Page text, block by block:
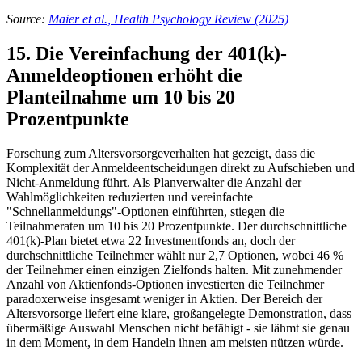
Source: Maier et al., Health Psychology Review (2025)
15. Die Vereinfachung der 401(k)-
Anmeldeoptionen erhöht die
Planteilnahme um 10 bis 20
Prozentpunkte
Forschung zum Altersvorsorgeverhalten hat gezeigt, dass die
Komplexität der Anmeldeentscheidungen direkt zu Aufschieben und
Nicht-Anmeldung führt. Als Planverwalter die Anzahl der
Wahlmöglichkeiten reduzierten und vereinfachte
"Schnellanmeldungs"-Optionen einführten, stiegen die
Teilnahmeraten um 10 bis 20 Prozentpunkte. Der durchschnittliche
401(k)-Plan bietet etwa 22 Investmentfonds an, doch der
durchschnittliche Teilnehmer wählt nur 2,7 Optionen, wobei 46 %
der Teilnehmer einen einzigen Zielfonds halten. Mit zunehmender
Anzahl von Aktienfonds-Optionen investierten die Teilnehmer
paradoxerweise insgesamt weniger in Aktien. Der Bereich der
Altersvorsorge liefert eine klare, großangelegte Demonstration, dass
übermäßige Auswahl Menschen nicht befähigt - sie lähmt sie genau
in dem Moment, in dem Handeln ihnen am meisten nützen würde.